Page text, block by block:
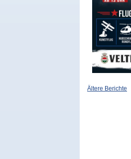
Ältere Berichte